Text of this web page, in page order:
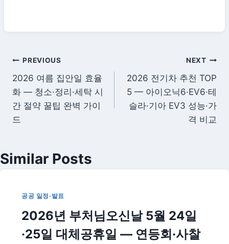
글
탐
색
PREVIOUS
2026 여름 집안일 효율
화 — 청소·정리·세탁 시
간 절약 꿀팁 완벽 가이
드
NEXT
2026 전기차 추천 TOP
5 — 아이오닉6·EV6·테
슬라·기아 EV3 성능·가
격 비교
Similar Posts
공공 일정·발표
2026년 부처님오신날 5월 24일
·25일 대체공휴일 — 연등회·사찰